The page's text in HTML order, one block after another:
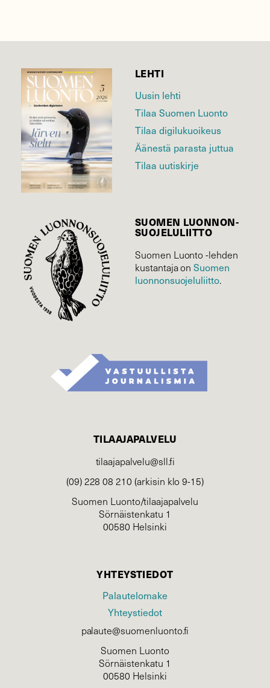
LEHTI
Uusin lehti
Tilaa Suomen Luonto
Tilaa digilukuoikeus
Äänestä parasta juttua
Tilaa uutiskirje
SUOMEN LUONNON­
SUOJELU­LIITTO
Suomen Luonto -lehden
kustantaja onSuomen
luonnonsuojelu­liitto.
TILAAJAPALVELU
tilaajapalvelu@sll.fi
(09) 228 08 210 (arkisin klo 9-15)
Suomen Luonto/tilaajapalvelu
Sörnäistenkatu 1
00580 Helsinki
YHTEYSTIEDOT
Palautelomake
Yhteystiedot
palaute@suomenluonto.fi
Suomen Luonto
Sörnäistenkatu 1
00580 Helsinki